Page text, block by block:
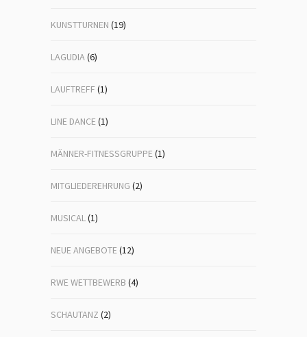
KUNSTTURNEN (19)
LAGUDIA(6)
LAUFTREFF (1)
LINE DANCE(1)
MÄNNER-FITNESSGRUPPE(1)
MITGLIEDEREHRUNG (2)
MUSICAL(1)
NEUE ANGEBOTE(12)
RWE WETTBEWERB (4)
SCHAUTANZ (2)